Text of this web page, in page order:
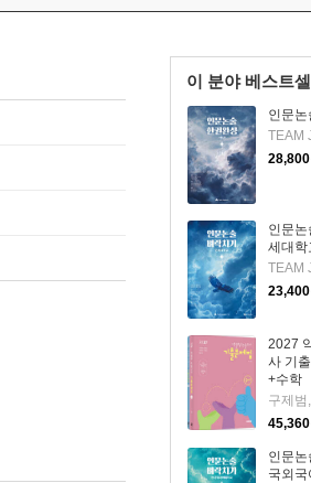
이 분야 베스트
인문논
TEAM
28,800
인문논
세대학
TEAM
23,400
2027
사 기
+수학
구제범
45,360
인문
국외국